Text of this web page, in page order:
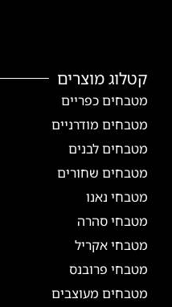
קטלוג מוצרים
מטבחים כפריים
מטבחים מודרניים
מטבחים לבנים
מטבחים שחורים
מטבחי נאנו
מטבחי סהרה
מטבחי אקריל
מטבחי פרובנס
מטבחים מעוצבים